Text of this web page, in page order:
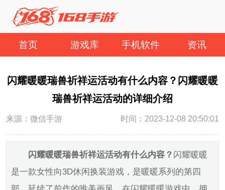
首页 游戏库 手机软件 资讯
闪耀暖暖瑞兽祈祥运活动有什么内容？闪耀暖暖
瑞兽祈祥运活动的详细介绍
来源：微信手游 时间：2023-12-08 20:50:01
闪耀暖暖瑞兽祈祥运活动有什么内容？ 闪耀暖暖
是一款女性向3D休闲换装游戏，是暖暖系列的第四